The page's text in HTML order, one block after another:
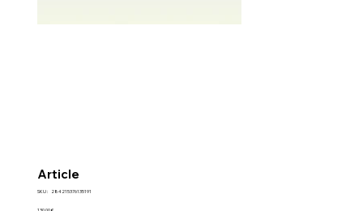
Article
SKU :
SKU
284215376135191